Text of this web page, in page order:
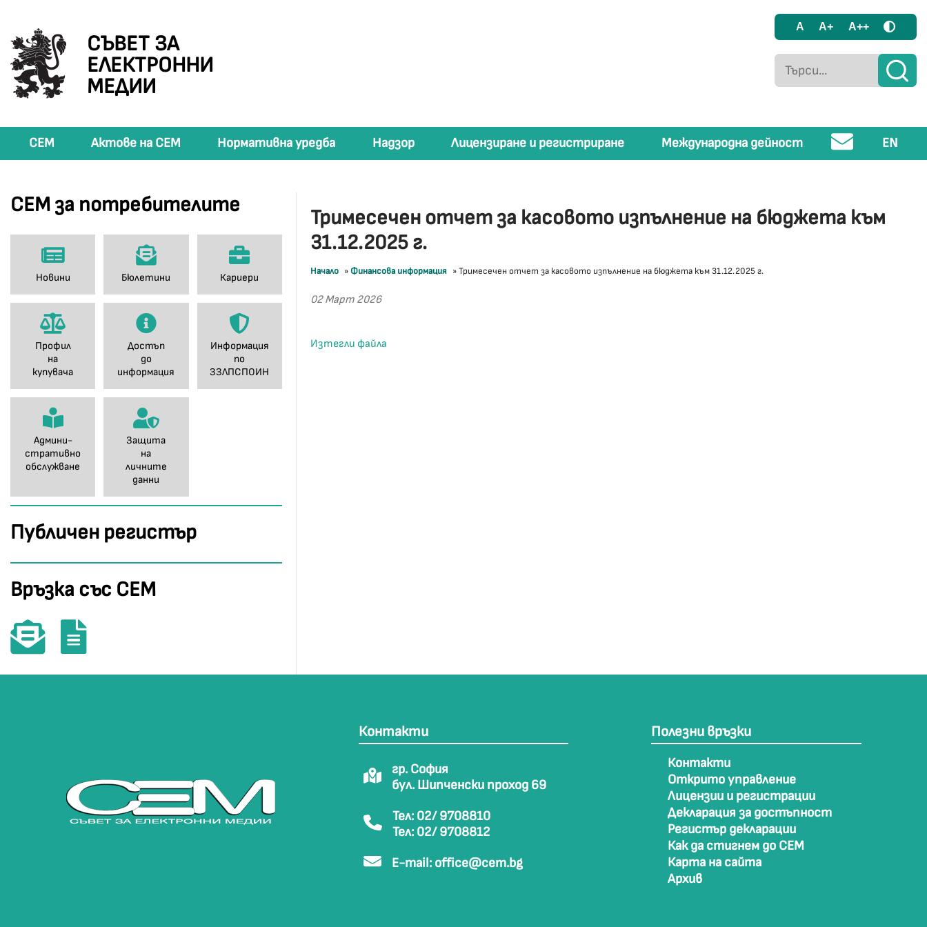
СЪВЕТ ЗА
ЕЛЕКТРОННИ
МЕДИИ
A A+ A++
СЕМ Актове на СЕМ Нормативна уредба Надзор Лицензиране и регистриране Международна дейност EN
СЕМ за потребителите
Новини Бюлетини Кариери
Профил
на
купувача
Достъп
до
информация
Информация
по
ЗЗЛПСПОИН
Админи-
стративно
обслужване
Защита
на
личните
данни
Публичен регистър
Връзка със СЕМ
Тримесечен отчет за касовото изпълнение на бюджета към
31.12.2025 г.
Начало » Финансова информация »Тримесечен отчет за касовото изпълнение на бюджета към 31.12.2025 г.
02 Март 2026
Изтегли файла
Контакти
гр. София
бул. Шипченски проход 69
Тел: 02/ 9708810
Тел: 02/ 9708812
E-mail: office@cem.bg
Полезни връзки
Контакти
Открито управление
Лицензии и регистрации
Декларация за достъпност
Регистър декларации
Как да стигнем до СЕМ
Карта на сайта
Архив